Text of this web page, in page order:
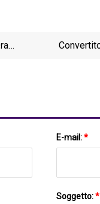
E-mail:*
Soggetto:*